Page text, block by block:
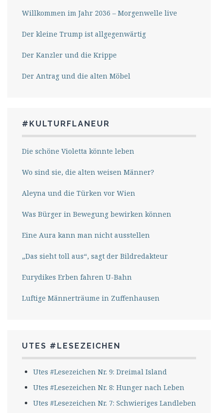
Willkommen im Jahr 2036 – Morgenwelle live
Der kleine Trump ist allgegenwärtig
Der Kanzler und die Krippe
Der Antrag und die alten Möbel
#KULTURFLANEUR
Die schöne Violetta könnte leben
Wo sind sie, die alten weisen Männer?
Aleyna und die Türken vor Wien
Was Bürger in Bewegung bewirken können
Eine Aura kann man nicht ausstellen
„Das sieht toll aus“, sagt der Bildredakteur
Eurydikes Erben fahren U-Bahn
Luftige Männerträume in Zuffenhausen
UTES #LESEZEICHEN
Utes #Lesezeichen Nr. 9: Dreimal Island
Utes #Lesezeichen Nr. 8: Hunger nach Leben
Utes #Lesezeichen Nr. 7: Schwieriges Landleben